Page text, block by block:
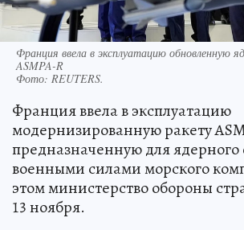
Франция ввела в эксплуатацию обновленную
ASMPA-R
Фото: REUTERS.
Франция ввела в эксплуатацию
модернизированную ракету
предназначенную для
военными силами морского
этом министерство обороны
13 ноября.